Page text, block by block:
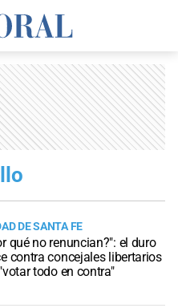
DE SANTA FE
qué no renuncian?": el duro
contra concejales libertarios
todo en contra"